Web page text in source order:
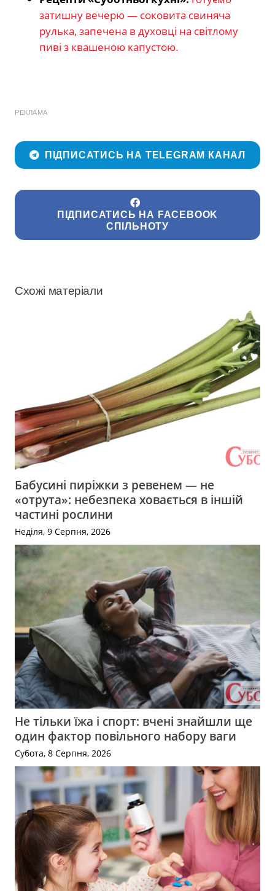
затишну вечерю — соковита свиняча
рулька, запечена в духовці на світлому
пиві з квашеною капустою.
РЕКЛАМА
ПІДПИСАТИСЬ НА TELEGRAM КАНАЛ
ПІДПИСАТИСЬ НА FACEBOOK
СПІЛЬНОТУ
Схожі матеріали
Бабусині пиріжки з ревенем — не
«отрута»: небезпека ховається в іншій
частині рослини
Неділя, 9 Серпня, 2026
Не тільки їжа і спорт: вчені знайшли ще
один фактор повільного набору ваги
Субота, 8 Серпня, 2026